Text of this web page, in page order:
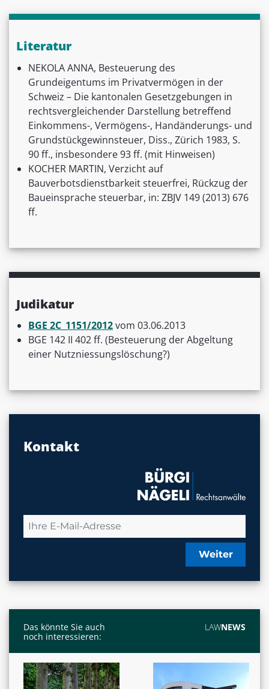
Literatur
NEKOLA ANNA, Besteuerung des
Grundeigentums im Privatvermögen in der
Schweiz – Die kantonalen Gesetzgebungen in
rechtsvergleichender Darstellung betreffend
Einkommens-, Vermögens-, Handänderungs- und
Grundstückgewinnsteuer, Diss., Zürich 1983, S.
90 ff., insbesondere 93 ff. (mit Hinweisen)
KOCHER MARTIN, Verzicht auf
Bauverbotsdienstbarkeit steuerfrei, Rückzug der
Baueinsprache steuerbar, in: ZBJV 149 (2013) 676
ff.
Judikatur
BGE 2C_1151/2012vom 03.06.2013
BGE 142 II 402 ff. (Besteuerung der Abgeltung
einer Nutzniessungslöschung?)
Kontakt
Weiter
Das könnte Sie auch
noch interessieren:
LAWNEWS